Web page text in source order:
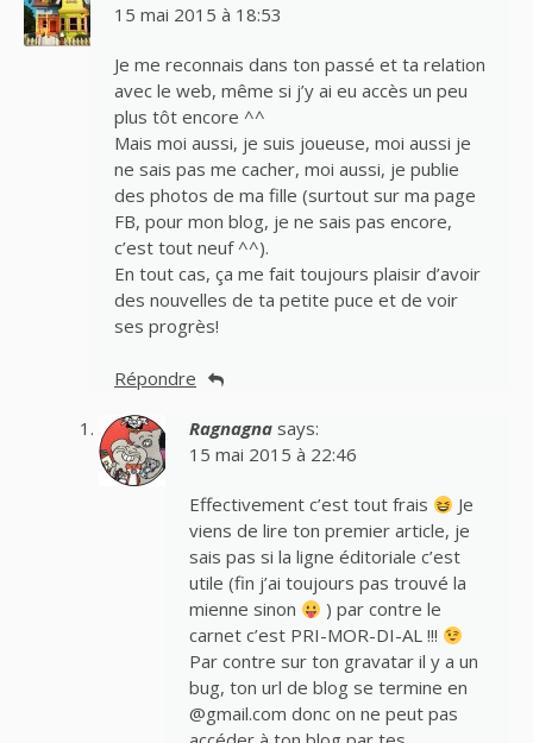
15 mai 2015 à 18:53
Je me reconnais dans ton passé et ta relation
avec le web, même si j’y ai eu accès un peu
plus tôt encore ^^
Mais moi aussi, je suis joueuse, moi aussi je
ne sais pas me cacher, moi aussi, je publie
des photos de ma fille (surtout sur ma page
FB, pour mon blog, je ne sais pas encore,
c’est tout neuf ^^).
En tout cas, ça me fait toujours plaisir d’avoir
des nouvelles de ta petite puce et de voir
ses progrès!
Répondre
Ragnagna says:
15 mai 2015 à 22:46
Effectivement c’est tout frais
Je
viens de lire ton premier article, je
sais pas si la ligne éditoriale c’est
utile (fin j’ai toujours pas trouvé la
mienne sinon
) par contre le
carnet c’est PRI-MOR-DI-AL !!!
Par contre sur ton gravatar il y a un
bug, ton url de blog se termine en
@gmail.com donc on ne peut pas